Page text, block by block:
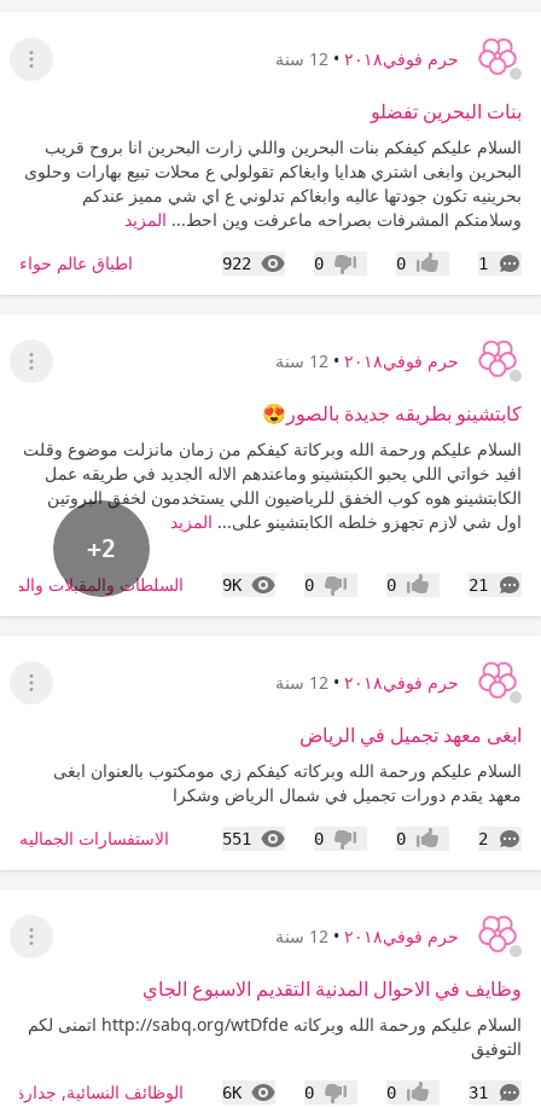
حرم فوفي٢٠١٨ • 12 سنة
عرض
بنات البحرين تفضلو
السلام عليكم كيفكم بنات البحرين واللي زارت البحرين انا بروح قريب
البحرين وابغى اشتري هدايا وابغاكم تقولولي ع محلات تبيع بهارات وحلوى
بحرينيه تكون جودتها عاليه وابغاكم تدلوني ع اي شي مميز عندكم
وسلامتكم المشرفات بصراحه ماعرفت وين احط... المزيد
1
التعليقات إعجاب0 عدم إعجاب
0
922
المشاهدات اطباق عالم حواء
حرم فوفي٢٠١٨ • 12 سنة
عرض
كابتشينو بطريقه جديدة بالصور😍
السلام عليكم ورحمة الله وبركاتة كيفكم من زمان مانزلت موضوع وقلت
افيد خواتي اللي يحبو الكبتشينو وماعندهم الاله الجديد في طريقه عمل
الكابتشينو هوه كوب الخفق للرياضيون اللي يستخدمون لخفق البروتين
اول شي لازم تجهزو خلطه الكابتشينو على... المزيد
+2
21
التعليقات إعجاب0 عدم إعجاب
0
9K
المشاهدات السلطات والمقبلات
حرم فوفي٢٠١٨ • 12 سنة
عرض
ابغى معهد تجميل في الرياض
السلام عليكم ورحمة الله وبركاته كيفكم زي مومكتوب بالعنوان ابغى
معهد يقدم دورات تجميل في شمال الرياض وشكرا
2
التعليقات إعجاب0 عدم إعجاب
0
551
المشاهدات الاستفسارات الجماليه
حرم فوفي٢٠١٨ • 12 سنة
عرض
وظايف في الاحوال المدنية التقديم الاسبوع الجاي
السلام عليكم ورحمة الله وبركاته http://sabq.org/wtDfde اتمنى لكم
التوفيق
31
التعليقات إعجاب0 عدم إعجاب
0
6K
المشاهدات الوظائف النسائية,